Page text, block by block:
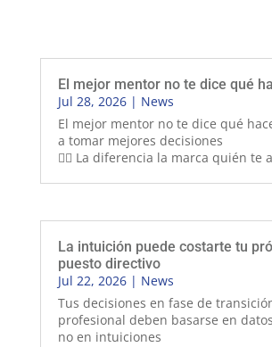
El mejor mentor no te dice qué
Jul 28, 2026| News
El mejor mentor no te dice qué
a tomar mejores decisiones
👉🏻 La diferencia la marca quién te
La intuición puede costarte tu
puesto directivo
Jul 22, 2026| News
Tus decisiones en fase de
profesional deben basarse en
no en intuiciones